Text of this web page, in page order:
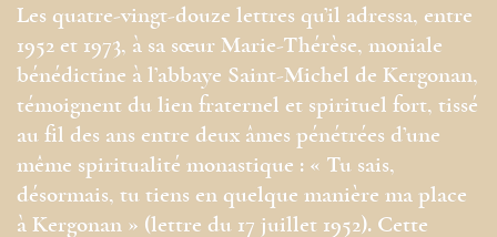
Les quatre-vingt-douze lettres qu’il adressa, entre
1952 et 1973, à sa sœur Marie-Thérèse, moniale
bénédictine à l’abbaye Saint-Michel de Kergonan,
témoignent du lien fraternel et spirituel fort, tissé
au fil des ans entre deux âmes pénétrées d’une
même spiritualité monastique : « Tu sais,
désormais, tu tiens en quelque manière ma place
à Kergonan » (lettre du 17 juillet 1952). Cette